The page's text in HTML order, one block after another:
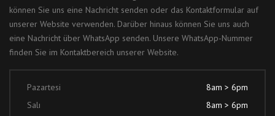
können Sie uns eine Nachricht senden oder das Kontaktformular auf
unserer Website verwenden. Darüber hinaus können Sie uns auch
eine Nachricht über WhatsApp senden. Unsere WhatsApp-Nummer
finden Sie im Kontaktbereich unserer Website.
Pazartesi
8am > 6pm
Salı
8am > 6pm